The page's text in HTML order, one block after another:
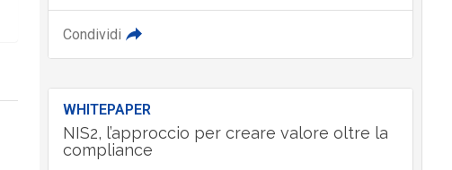
Condividi
WHITEPAPER
NIS2, l’approccio per creare valore oltre la
compliance